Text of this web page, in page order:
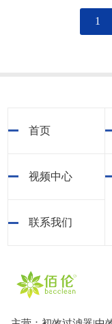
1
首页
视频中心
联系我们